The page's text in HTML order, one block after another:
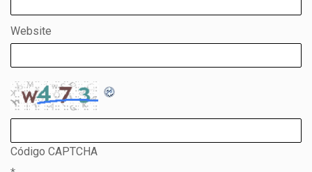
Website
Código CAPTCHA